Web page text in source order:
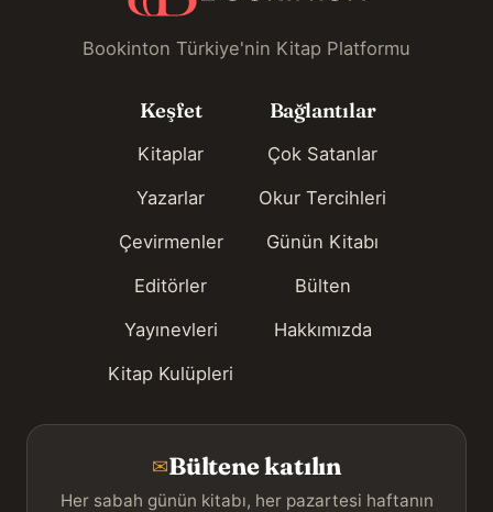
Bookinton Türkiye'nin Kitap Platformu
Keşfet
Kitaplar
Yazarlar
Çevirmenler
Editörler
Yayınevleri
Kitap Kulüpleri
Bağlantılar
Çok Satanlar
Okur Tercihleri
Günün Kitabı
Bülten
Hakkımızda
✉Bültene katılın
Her sabah günün kitabı, her pazartesi haftanın